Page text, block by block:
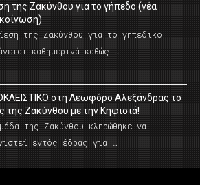
της Ζακύνθου για το γήπεδο (νέα
της Ζακύνθου για το γηπεδικο
καθημερινά καθώς …
στη Λεωφόρο Αλεξάνδρας το
της Ζακύνθου με την Κηφισιά!
της Ζακύνθου κληρώθηκε να
εντός έδρας για …